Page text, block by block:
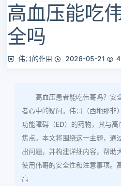
高血压能吃
全吗
伟哥的作用 2026-05-21 4
高血压患者能吃伟哥吗？安
者心中的疑问。伟哥（西地那非
功能障碍（ED）的药物，其与
焦点。本文将围绕这一主题，通
出问题，并构建详细内容，帮助
使用伟哥的安全性和注意事项。
高